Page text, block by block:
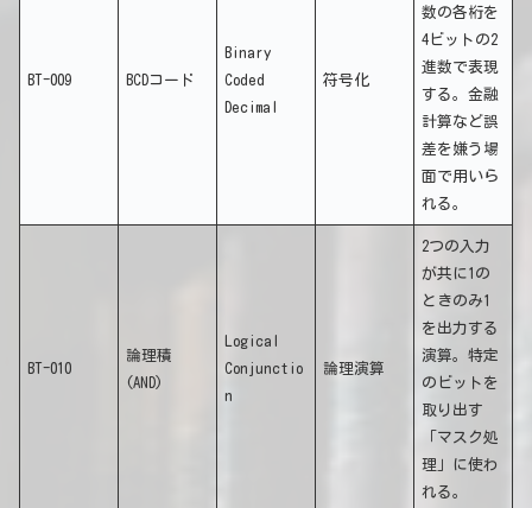
BT-009 BCDコード
Binary
Coded
Decimal
符号化
数の各桁を
4ビットの2
進数で表現
する。金融
計算など誤
差を嫌う場
面で用いら
れる。
BT-010
論理積
(AND)
Logical
Conjunctio
n
論理演算
2つの入力
が共に1の
ときのみ1
を出力する
演算。特定
のビットを
取り出す
「マスク処
理」に使わ
れる。